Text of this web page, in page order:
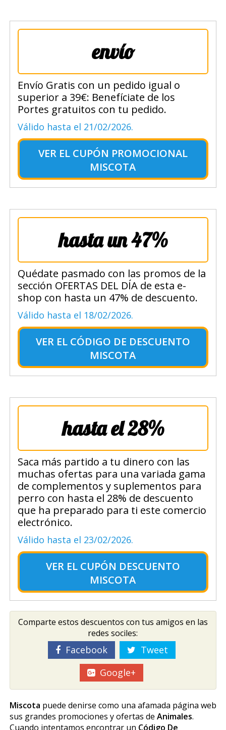
envío
Envío Gratis con un pedido igual o
superior a 39€: Benefíciate de los
Portes gratuitos con tu pedido.
Válido hasta el 21/02/2026.
VER EL CUPÓN PROMOCIONAL
MISCOTA
hasta un 47%
Quédate pasmado con las promos de la
sección OFERTAS DEL DÍA de esta e-
shop con hasta un 47% de descuento.
Válido hasta el 18/02/2026.
VER EL CÓDIGO DE DESCUENTO
MISCOTA
hasta el 28%
Saca más partido a tu dinero con las
muchas ofertas para una variada gama
de complementos y suplementos para
perro con hasta el 28% de descuento
que ha preparado para ti este comercio
electrónico.
Válido hasta el 23/02/2026.
VER EL CUPÓN DESCUENTO
MISCOTA
Comparte estos descuentos con tus amigos en las
redes sociles:
Facebook
Tweet
Google+
Miscota puede definirse como una afamada página web
sus grandes promociones y ofertas de Animales.
Cuando intentamos encontrar un Código De